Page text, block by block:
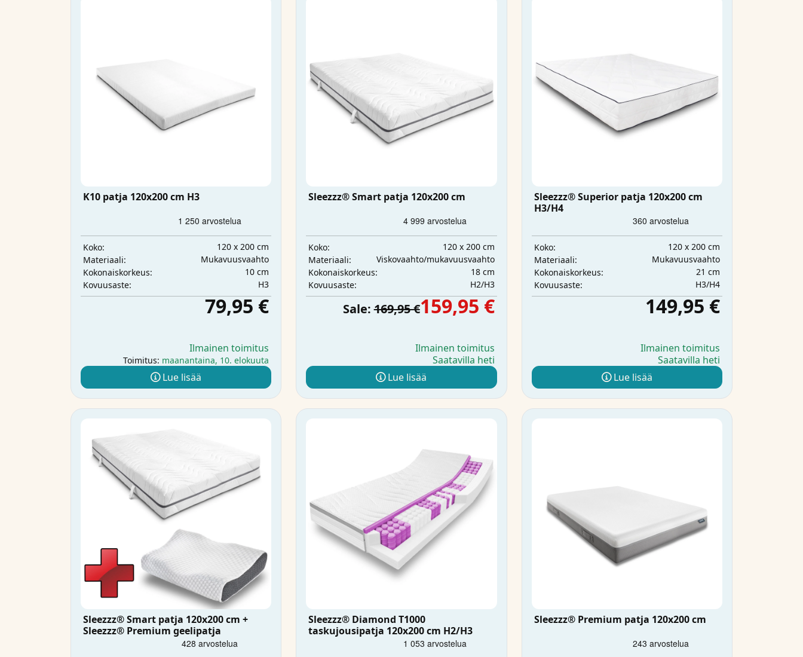
K10 patja 120x200 cm H3
Koko:
120 x 200 cm
Materiaali:
Mukavuusvaahto
Kokonaiskorkeus:
10 cm
Kovuusaste:
H3
79,95 €
Ilmainen toimitus
Toimitus: maanantaina, 10. elokuuta
Lue lisää
Sleezzz® Smart patja 120x200 cm
Koko:
120 x 200 cm
Materiaali:
Viskovaahto/mukavuusvaahto
Kokonaiskorkeus:
18 cm
Kovuusaste:
H2/H3
Sale:169,95 €159,95 €
Ilmainen toimitus
Saatavilla heti
Lue lisää
Sleezzz® Superior patja 120x200 cm
H3/H4
Koko:
120 x 200 cm
Materiaali:
Mukavuusvaahto
Kokonaiskorkeus:
21 cm
Kovuusaste:
H3/H4
149,95 €
Ilmainen toimitus
Saatavilla heti
Lue lisää
Sleezzz® Smart patja 120x200 cm +
Sleezzz® Premium geelipatja
Sleezzz® Diamond T1000
taskujousipatja 120x200 cm H2/H3
Sleezzz® Premium patja 120x200 cm